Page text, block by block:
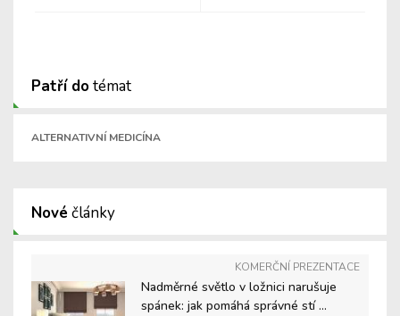
Patří dotémat
ALTERNATIVNÍ MEDICÍNA
Nové články
KOMERČNÍ PREZENTACE
Nadměrné světlo v ložnici narušuje
spánek: jak pomáhá správné stí ...